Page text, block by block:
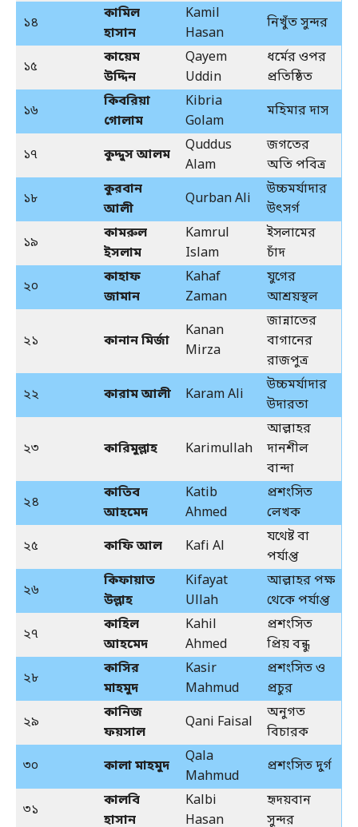
১৪
কামিল
হাসান
Kamil
Hasan
নিখুঁত সুন্দর
১৫
কায়েম
উদ্দিন
Qayem
Uddin
ধর্মের ওপর
প্রতিষ্ঠিত
১৬
কিবরিয়া
গোলাম
Kibria
Golam
মহিমার দাস
১৭ কুদ্দুস আলম
Quddus
Alam
জগতের
অতি পবিত্র
১৮
কুরবান
আলী
Qurban Ali
উচ্চমর্যাদার
উৎসর্গ
১৯
কামরুল
ইসলাম
Kamrul
Islam
ইসলামের
চাঁদ
২০
কাহাফ
জামান
Kahaf
Zaman
যুগের
আশ্রয়স্থল
২১ কানান মির্জা
Kanan
Mirza
জান্নাতের
বাগানের
রাজপুত্র
২২
কারাম আলী Karam Ali
উচ্চমর্যাদার
উদারতা
২৩ কারিমুল্লাহ Karimullah
আল্লাহর
দানশীল
বান্দা
২৪
কাতিব
আহমেদ
Katib
Ahmed
প্রশংসিত
লেখক
২৫
কাফি আল Kafi Al
যথেষ্ট বা
পর্যাপ্ত
২৬
কিফায়াত
উল্লাহ
Kifayat
Ullah
আল্লাহর পক্ষ
থেকে পর্যাপ্ত
২৭
কাহিল
আহমেদ
Kahil
Ahmed
প্রশংসিত
প্রিয় বন্ধু
২৮
কাসির
মাহমুদ
Kasir
Mahmud
প্রশংসিত ও
প্রচুর
২৯
কানিজ
ফয়সাল
Qani Faisal
অনুগত
বিচারক
৩০
কালা মাহমুদ
Qala
Mahmud
প্রশংসিত দুর্গ
৩১
কালবি
হাসান
Kalbi
Hasan
হৃদয়বান
সুন্দর